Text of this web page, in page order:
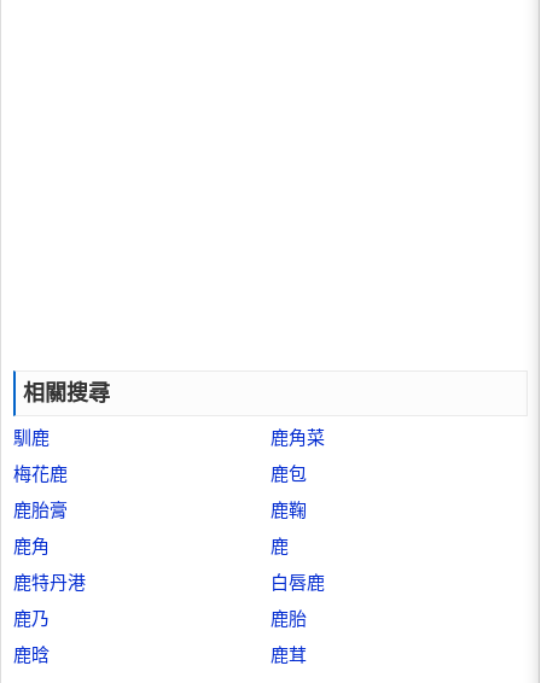
相關搜尋
馴鹿
鹿角菜
梅花鹿
鹿包
鹿胎膏
鹿鞠
鹿角
鹿
鹿特丹港
白唇鹿
鹿乃
鹿胎
鹿晗
鹿茸